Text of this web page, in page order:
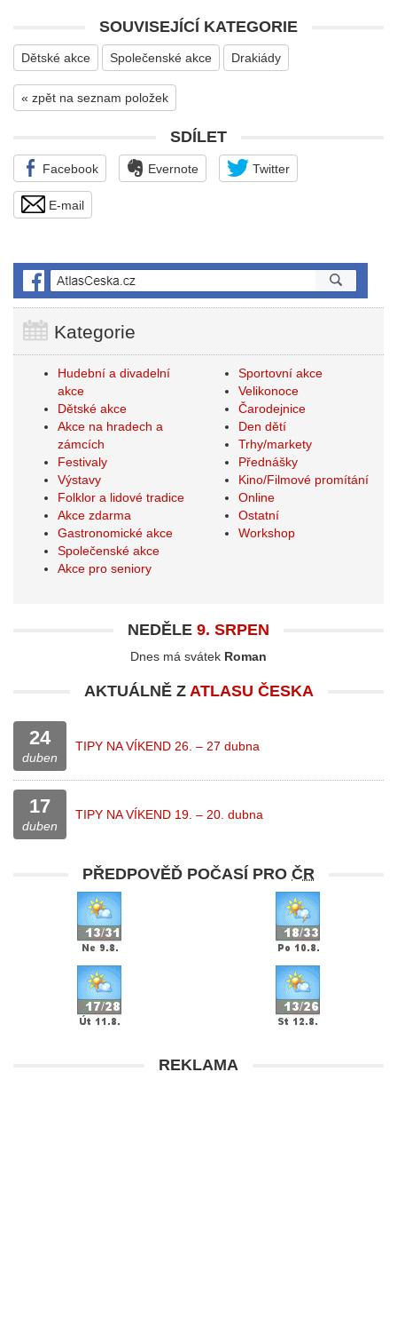
SOUVISEJÍCÍ KATEGORIE
Dětské akce Společenské akce Drakiády
« zpět na seznam položek
SDÍLET
Facebook Evernote Twitter
E-mail
Kategorie
Hudební a divadelní
akce
Dětské akce
Akce na hradech a
zámcích
Festivaly
Výstavy
Folklor a lidové tradice
Akce zdarma
Gastronomické akce
Společenské akce
Akce pro seniory
Sportovní akce
Velikonoce
Čarodejnice
Den dětí
Trhy/markety
Přednášky
Kino/Filmové promítání
Online
Ostatní
Workshop
NEDĚLE 9. SRPEN
Dnes má svátek Roman
AKTUÁLNĚ Z ATLASU ČESKA
24
duben
TIPY NA VÍKEND 26. – 27 dubna
17
duben
TIPY NA VÍKEND 19. – 20. dubna
PŘEDPOVĚĎ POČASÍ PRO ČR
REKLAMA